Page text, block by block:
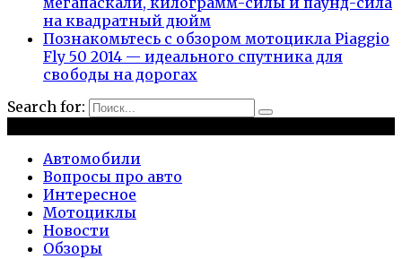
на квадратный дюйм
Познакомьтесь с обзором мотоцикла Piaggio
Fly 50 2014 — идеального спутника для
свободы на дорогах
Search for:
Автомобили
Вопросы про авто
Интересное
Мотоциклы
Новости
Обзоры